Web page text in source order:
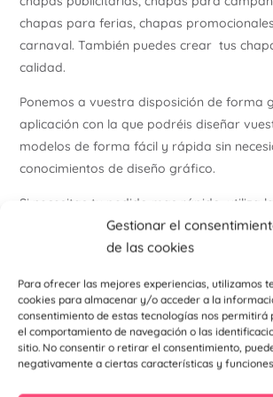
Gestionar el
de las cookies
Para ofrecer las mejores experiencias, utilizamos
cookies para almacenar y/o acceder a la
consentimiento de estas tecnologías nos permitirá
el comportamiento de navegación o las
sitio. No consentir o retirar el consentimiento,
negativamente a ciertas características y
chapas para ferias, chapas
carnaval. También puedes crear tus
calidad.
Ponemos a vuestra disposición de forma
aplicación con la que podréis diseñar
modelos de forma fácil y rápida sin
conocimientos de diseño gráfico.
Si necesitas tu pedido mas rápido, utiliza
chapas en el correo
Para más información , visita nuestro